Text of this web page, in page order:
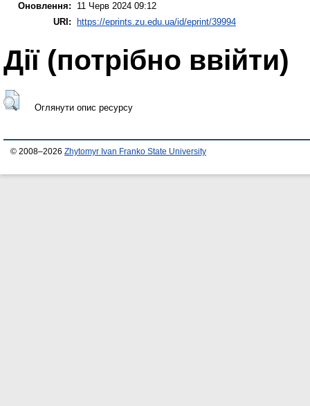
Оновлення:
11 Черв 2024 09:12
URI:
https://eprints.zu.edu.ua/id/eprint/39994
Дії ​​(потрібно ввійти)
Оглянути опис ресурсу
© 2008–2026 Zhytomyr Ivan Franko State University